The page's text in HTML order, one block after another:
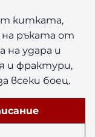
китката,
ръката от
на удара и
и фрактури,
всеки боец.